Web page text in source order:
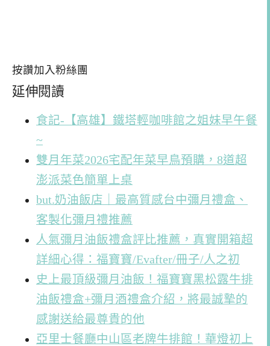
按讚加入粉絲團
延伸閱讀
食記-【高雄】鐵塔輕咖啡館之姐妹早午餐
~
雙月年菜2026宅配年菜早鳥預購，8道超
澎派菜色簡單上桌
but.奶油飯店｜最高質感台中彌月禮盒、
客製化彌月禮推薦
人氣彌月油飯禮盒評比推薦，真實開箱超
詳細心得：福寶寶/Evafter/冊子/人之初
史上最頂級彌月油飯！福寶寶黑松露牛排
油飯禮盒+彌月酒禮盒介紹，將最誠摯的
感謝送給最尊貴的他
亞里士餐廳中山區老牌牛排館！華燈初上